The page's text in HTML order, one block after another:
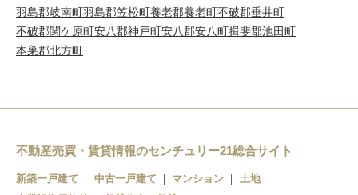
羽島郡岐南町羽島郡笠松町養老郡養老町不破郡垂井町
不破郡関ケ原町安八郡神戸町安八郡安八町揖斐郡池田町
本巣郡北方町
不動産売買・賃貸情報のセンチュリー21総合サイト
新築一戸建て 中古一戸建て マンション
土地